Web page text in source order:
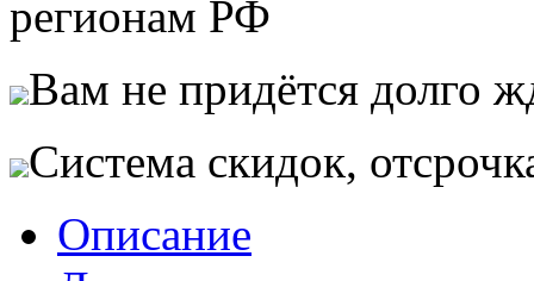
регионам РФ
Вам не придётся долго
Система скидок,
Описание